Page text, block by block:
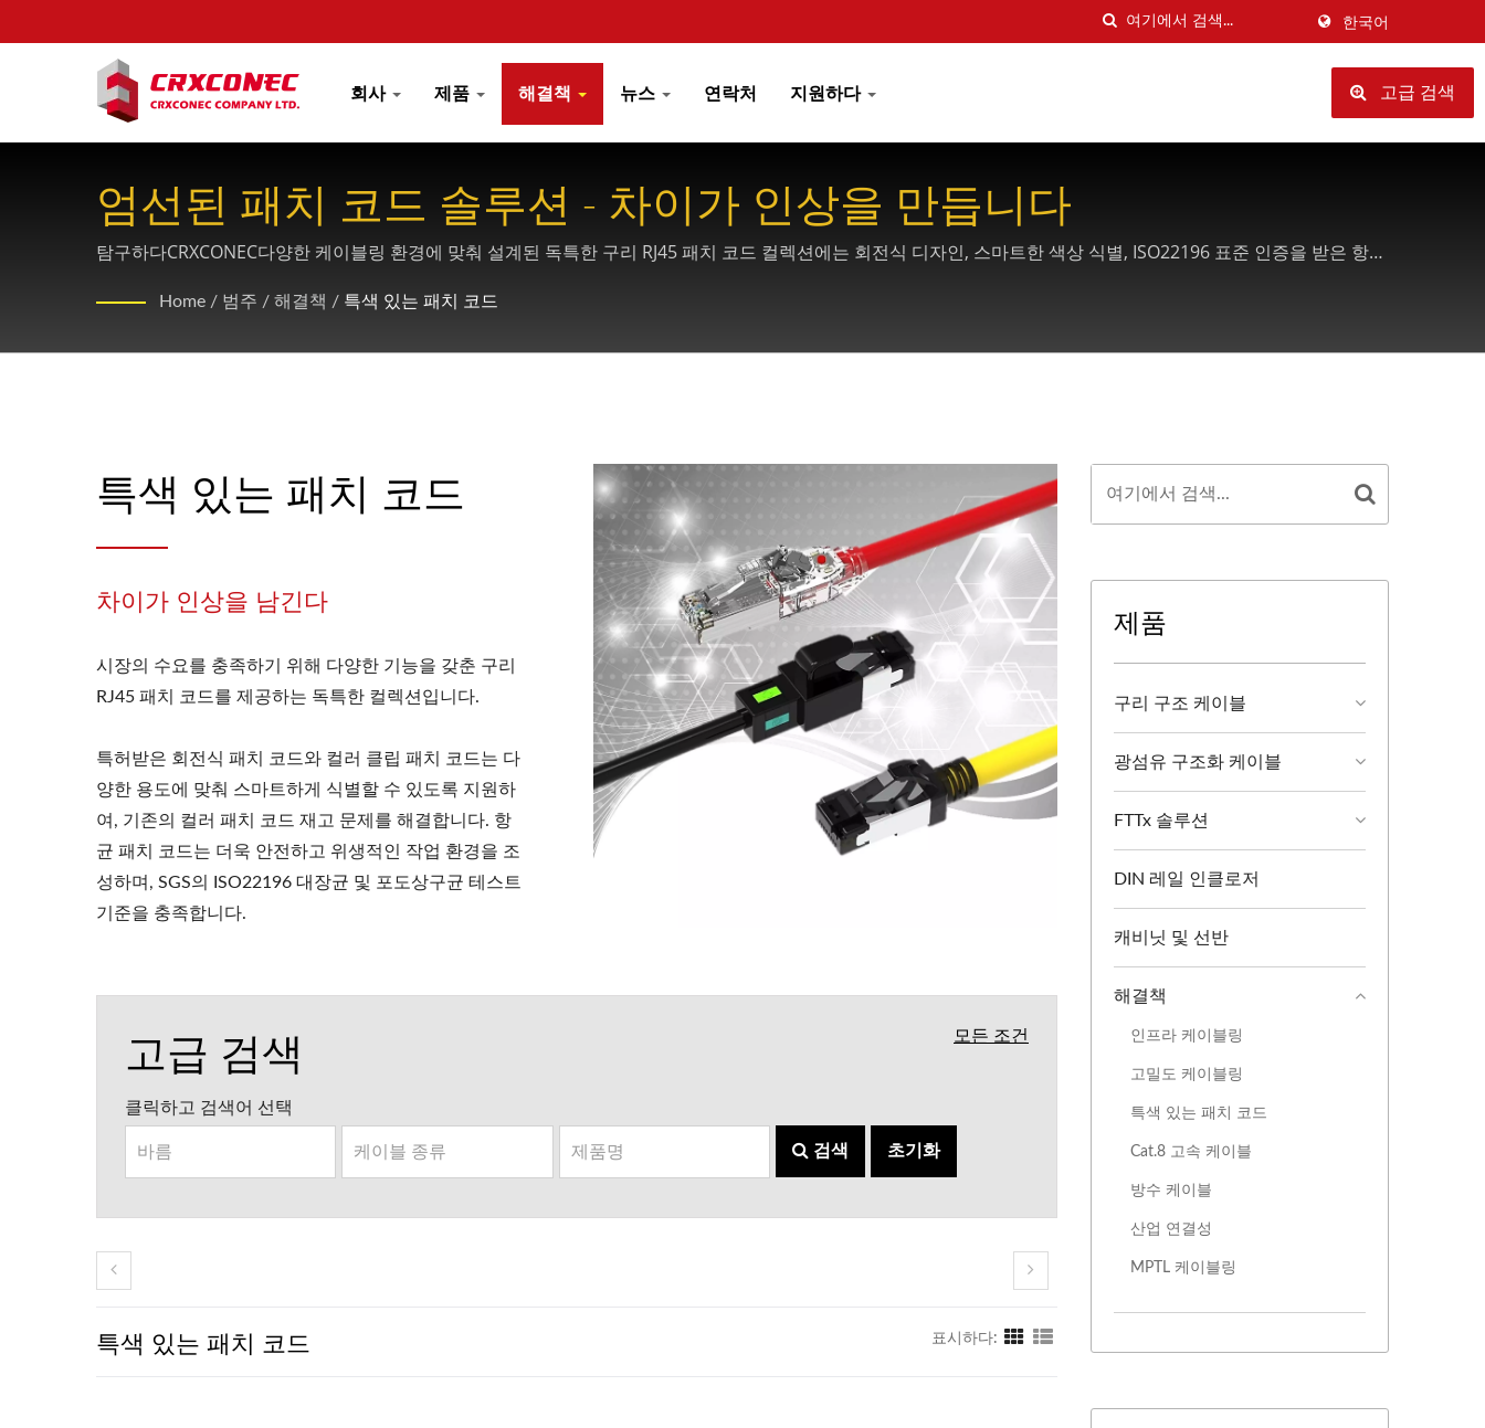
한국어
회사 제품 해결책 뉴스 연락처 지원하다 고급 검색
엄선된 패치 코드 솔루션 - 차이가 인상을 만듭니다
탐구하다CRXCONEC다양한 케이블링 환경에 맞춰 설계된 독특한 구리 RJ45 패치 코드 컬렉션에는 회전식 디자인, 스마트한 색상 식별, ISO22196 표준 인증을 받은 항균
Home / 범주 / 해결책 / 특색 있는 패치 코드
특색 있는 패치 코드
차이가 인상을 남긴다
시장의 수요를 충족하기 위해 다양한 기능을 갖춘 구리
RJ45 패치 코드를 제공하는 독특한 컬렉션입니다.
특허받은 회전식 패치 코드와 컬러 클립 패치 코드는 다
양한 용도에 맞춰 스마트하게 식별할 수 있도록 지원하
여, 기존의 컬러 패치 코드 재고 문제를 해결합니다. 항
균 패치 코드는 더욱 안전하고 위생적인 ​​작업 환경을 조
성하며, SGS의 ISO22196 대장균 및 포도상구균 테스트
기준을 충족합니다.
모든 조건
고급 검색
클릭하고 검색어 선택
검색 초기화
특색 있는 패치 코드 표시하다:
제품
구리 구조 케이블
광섬유 구조화 케이블
FTTx 솔루션
DIN 레일 인클로저
캐비닛 및 선반
해결책
인프라 케이블링
고밀도 케이블링
특색 있는 패치 코드
Cat.8 고속 케이블
방수 케이블
산업 연결성
MPTL 케이블링